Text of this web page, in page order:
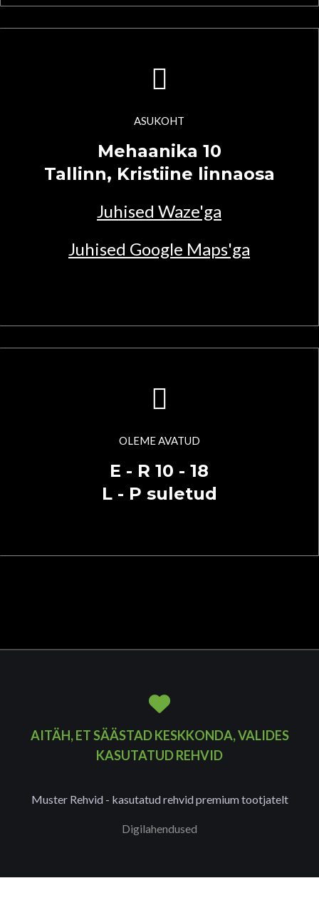
ASUKOHT
Mehaanika 10
Tallinn, Kristiine linnaosa
Juhised Waze'ga
Juhised Google Maps'ga
OLEME AVATUD
E - R 10 - 18
L - P suletud
AITÄH, ET SÄÄSTAD KESKKONDA, VALIDES
KASUTATUD REHVID
Muster Rehvid - kasutatud rehvid premium tootjatelt
Digilahendused